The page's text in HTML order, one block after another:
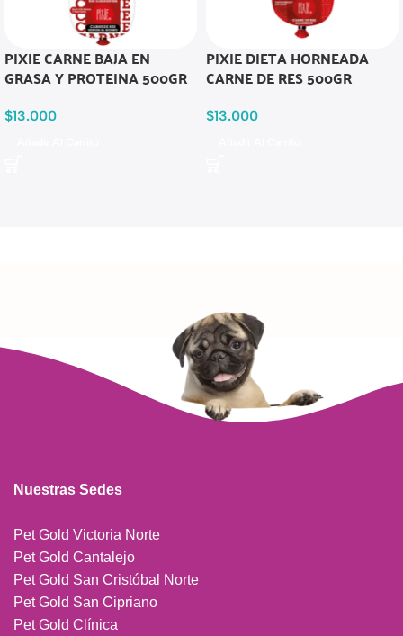
PIXIE CARNE BAJA EN
GRASA Y PROTEINA 500GR
$13.000
PIXIE DIETA HORNEADA
CARNE DE RES 500GR
$13.000
Nuestras Sedes
Pet Gold Victoria Norte
Pet Gold Cantalejo
Pet Gold San Cristóbal Norte
Pet Gold San Cipriano
Pet Gold Clínica